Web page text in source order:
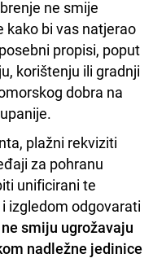
ne smije
kako bi vas natjerao
propisi, poput
korištenju ili gradnji
dobra na
plažni rekviziti
za pohranu
unificirani te
izgledom odgovarati
ne smiju ugrožavaju
nadležne jedinice